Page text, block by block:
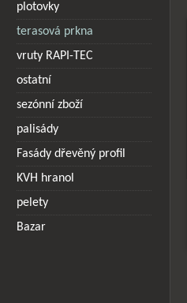
plotovky
terasová prkna
vruty RAPI-TEC
ostatní
sezónní zboží
palisády
Fasády dřevěný profil
KVH hranol
pelety
Bazar